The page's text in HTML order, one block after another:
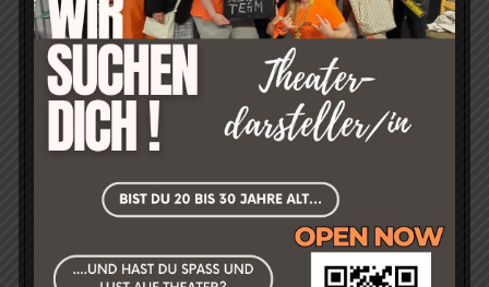
Was sagt unser Publikum zu unseren Aufführungen?
->Hier geht´s direkt zur Feedback-Seite!<-
»Es war wie immer ein schöner Abend, ein tolles
lustiges Stück, hat Spaß gemacht und ich bin auch im
nächsten Jahr wieder dabei.«